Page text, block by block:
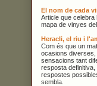
El nom de cada
Article que celebra
mapa de vinyes
Heracli, el riu i
Com és que un
ocasions
sensacions tant
resposta definitiva,
respostes
sembla.